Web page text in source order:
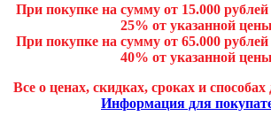
При покупке на сумму от 15.000 рублей
25% от указанной
При покупке на сумму от 65.000 рублей
40% от указанной
Все о ценах, скидках, сроках и способах
Информация для